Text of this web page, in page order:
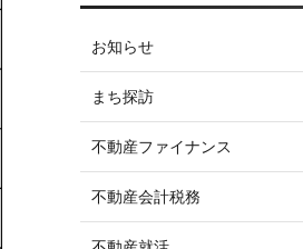
お知らせ
まち探訪
不動産ファイナンス
不動産会計税務